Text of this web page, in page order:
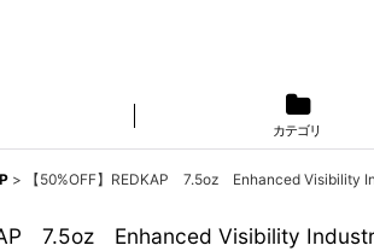
カテゴリ
> 【50%OFF】REDKAP 7.5oz Enhanced Visibility
7.5oz Enhanced Visibility